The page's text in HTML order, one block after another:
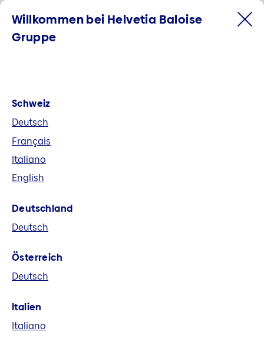
Willkommen bei der Helvetia
Baloise Gruppe
Allbranchenversicherer der Schweiz und
eine führende europäische
Märkten und global Versicherungs-,
Vorsorge- und Finanzlösungen an.
Willkommen bei Helvetia Baloise
Gruppe
Schweiz
Deutsch
Français
Italiano
English
Deutschland
Deutsch
Österreich
Deutsch
Italien
Italiano